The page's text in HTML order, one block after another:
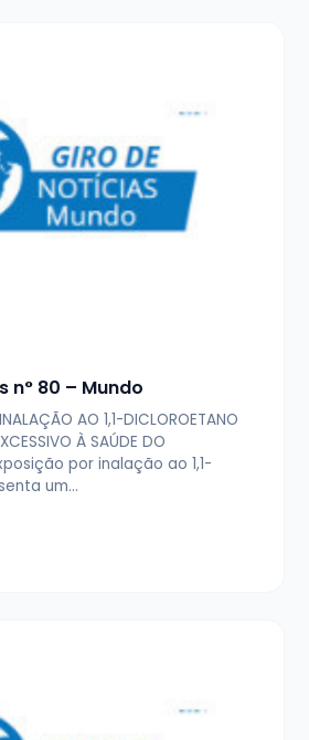
n° 80 – Mundo
AO 1,1-DICLOROETANO
À SAÚDE DO
por inalação ao 1,1-
um…